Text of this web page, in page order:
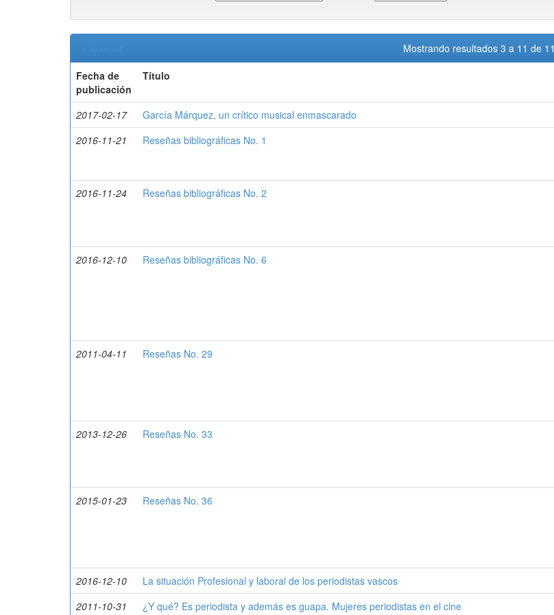
Mostrando resultados 3 a 11 de 11
Fecha de
publicación
Título
2017-02-17 García Márquez, un crítico musical enmascarado
2016-11-21
Reseñas bibliográficas No. 1
2016-11-24
Reseñas bibliográficas No. 2
2016-12-10
Reseñas bibliográficas No. 6
2011-04-11
Reseñas No. 29
2013-12-26
Reseñas No. 33
2015-01-23
Reseñas No. 36
2016-12-10
La situación Profesional y laboral de los periodistas vascos
2011-10-31
¿Y qué? Es periodista y además es guapa. Mujeres periodistas en el cine